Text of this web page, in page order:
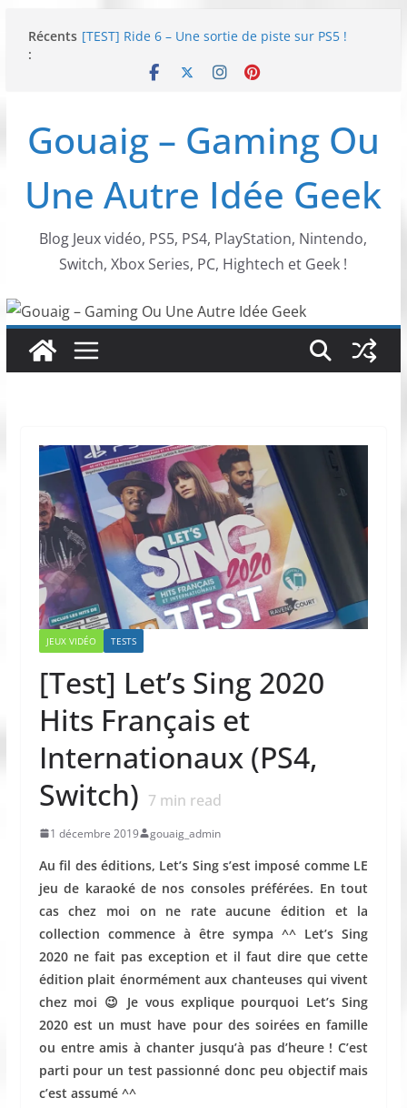
Récents
:
SWITCH 2 : Nouveaux accessoires Turtle Beach X
Mario
[TEST] Ride 6 – Une sortie de piste sur PS5 !
SNK NEOGEO AES+ : un succès dingue !
[TEST] Screamer – Le retour des courses arcade
!
Gouaig – Gaming Ou
Une Autre Idée Geek
Blog Jeux vidéo, PS5, PS4, PlayStation, Nintendo,
Switch, Xbox Series, PC, Hightech et Geek !
JEUX VIDÉO TESTS
[Test] Let’s Sing 2020
Hits Français et
Internationaux (PS4,
Switch) 7 min read
1 décembre 2019 gouaig_admin
Au fil des éditions, Let’s Sing s’est imposé comme LE
jeu de karaoké de nos consoles préférées. En tout
cas chez moi on ne rate aucune édition et la
collection commence à être sympa ^^ Let’s Sing
2020 ne fait pas exception et il faut dire que cette
édition plait énormément aux chanteuses qui vivent
chez moi 😉 Je vous explique pourquoi Let’s Sing
2020 est un must have pour des soirées en famille
ou entre amis à chanter jusqu’à pas d’heure ! C’est
parti pour un test passionné donc peu objectif mais
c’est assumé ^^